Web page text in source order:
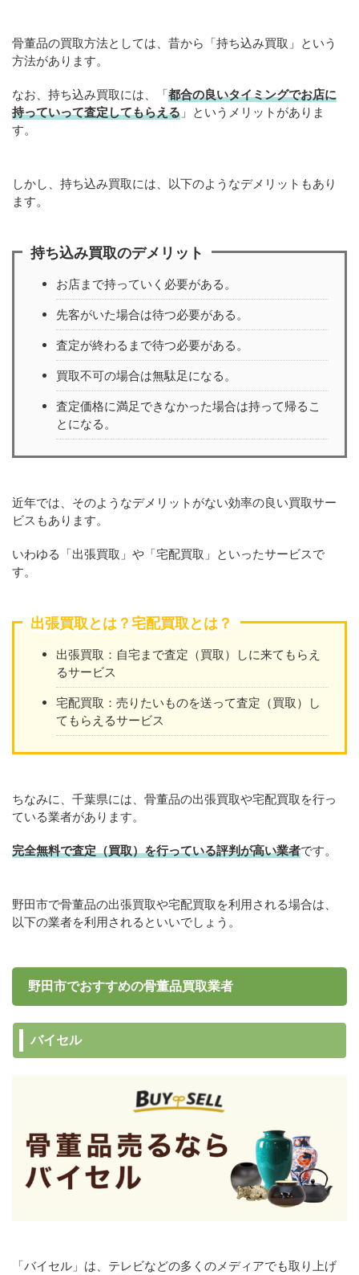
骨董品の買取方法としては、昔から「持ち込み買取」という
方法があります。
なお、持ち込み買取には、「都合の良いタイミングでお店に
持っていって査定してもらえる 」というメリットがありま
す。
しかし、持ち込み買取には、以下のようなデメリットもあり
ます。
持ち込み買取のデメリット
お店まで持っていく必要がある。
先客がいた場合は待つ必要がある。
査定が終わるまで待つ必要がある。
買取不可の場合は無駄足になる。
査定価格に満足できなかった場合は持って帰るこ
とになる。
近年では、そのようなデメリットがない効率の良い買取サー
ビスもあります。
いわゆる「出張買取」や「宅配買取」といったサービスで
す。
出張買取とは？宅配買取とは？
出張買取：自宅まで査定（買取）しに来てもらえ
るサービス
宅配買取：売りたいものを送って査定（買取）し
てもらえるサービス
ちなみに、千葉県には、骨董品の出張買取や宅配買取を行っ
ている業者があります。
完全無料で査定（買取）を行っている評判が高い業者です。
野田市で骨董品の出張買取や宅配買取を利用される場合は、
以下の業者を利用されるといいでしょう。
野田市でおすすめの骨董品買取業者
バイセル
「バイセル」は、テレビなどの多くのメディアでも取り上げ